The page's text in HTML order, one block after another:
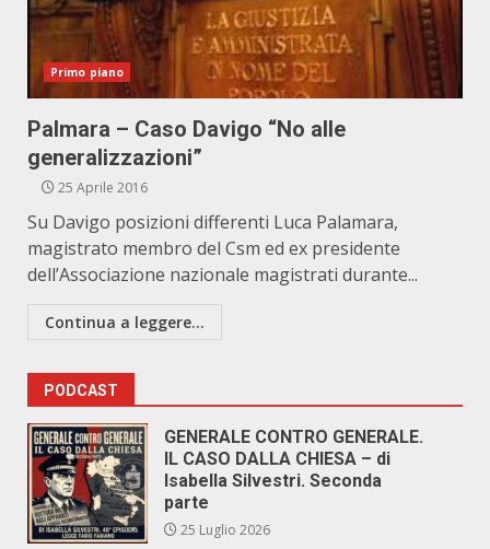
Primo piano
Palmara – Caso Davigo “No alle
generalizzazioni”
25 Aprile 2016
Su Davigo posizioni differenti Luca Palamara,
magistrato membro del Csm ed ex presidente
dell’Associazione nazionale magistrati durante...
Continua a leggere...
PODCAST
GENERALE CONTRO GENERALE.
IL CASO DALLA CHIESA – di
Isabella Silvestri. Seconda
parte
25 Luglio 2026